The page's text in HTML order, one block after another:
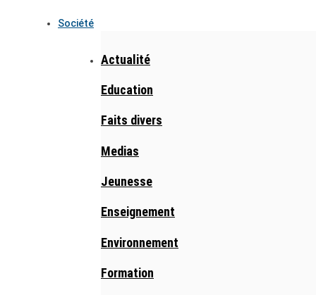
Société
Actualité
Education
Faits divers
Medias
Jeunesse
Enseignement
Environnement
Formation